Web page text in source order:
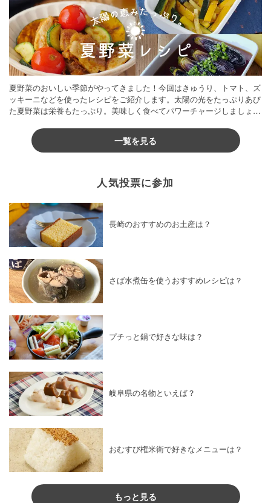
夏野菜のおいしい季節がやってきました！今回はきゅうり、トマト、ズ
ッキーニなどを使ったレシピをご紹介します。太陽の光をたっぷりあび
た夏野菜は栄養もたっぷり。美味しく食べてパワーチャージしましょう
一覧を見る
人気投票に参加
長崎のおすすめのお土産は？
さば水煮缶を使うおすすめレシピは？
プチっと鍋で好きな味は？
岐阜県の名物といえば？
おむすび権米衛で好きなメニューは？
もっと見る